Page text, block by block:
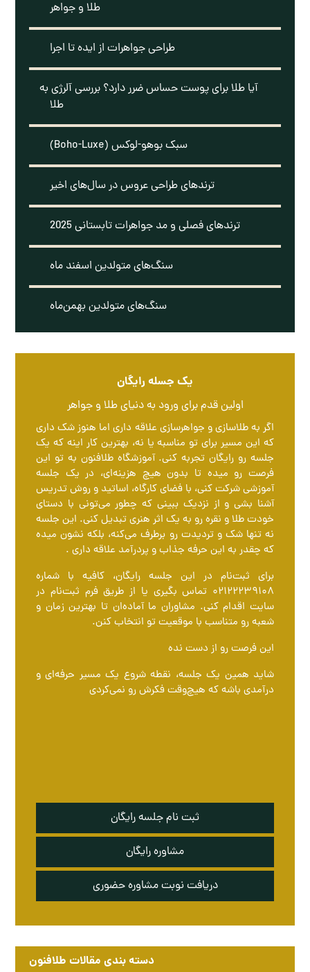
طلا و جواهر
طراحی جواهرات از ایده تا اجرا
آیا طلا برای پوست حساس ضرر دارد؟ بررسی آلرژی به
طلا
سبک بوهو-لوکس (Boho-Luxe)
ترندهای طراحی عروس در سال‌های اخیر
ترندهای فصلی و مد جواهرات تابستانی 2025
سنگ‌های متولدین اسفند ماه
سنگ‌های متولدین بهمن‌ماه
یک جسله رایگان
اولین قدم برای ورود به دنیای طلا و جواهر
اگر به طلاسازی و جواهرسازی علاقه داری اما هنوز شک داری
که این مسیر برای تو مناسبه یا نه، بهترین کار اینه که یک
جلسه رو رایگان تجربه کنی. آموزشگاه طلافنون به تو این
فرصت رو میده تا بدون هیچ هزینه‌ای، در یک جلسه
آموزشی شرکت کنی، با فضای کارگاه، اساتید و روش تدریس
آشنا بشی و از نزدیک ببینی که چطور می‌تونی با دستای
خودت طلا و نقره رو به یک اثر هنری تبدیل کنی. این جلسه
نه تنها شک و تردیدت رو برطرف می‌کنه، بلکه نشون میده
که چقدر به این حرفه جذاب و پردرآمد علاقه داری .
برای ثبت‌نام در این جلسه رایگان، کافیه با شماره
۰۲۱۲۲۲۳۹۱۰۸ تماس بگیری یا از طریق فرم ثبت‌نام در
سایت اقدام کنی. مشاوران ما آماده‌ان تا بهترین زمان و
شعبه رو متناسب با موقعیت تو انتخاب کنن.
این فرصت رو از دست نده
شاید همین یک جلسه، نقطه شروع یک مسیر حرفه‌ای و
درآمدی باشه که هیچ‌وقت فکرش رو نمی‌کردی
ثبت نام جلسه رایگان
مشاوره رایگان
دریافت نوبت مشاوره حضوری
دسته بندی مقالات طلافنون